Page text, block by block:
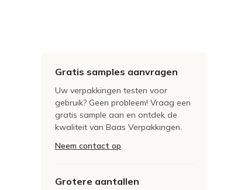
Gratis samples aanvragen
Uw verpakkingen testen voor
gebruik? Geen probleem! Vraag een
gratis sample aan en ontdek de
kwaliteit van Baas Verpakkingen.
Neem contact op
Grotere aantallen